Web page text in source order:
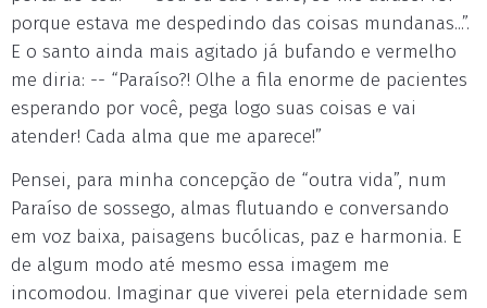
porque estava me despedindo das coisas mundanas...”.
E o santo ainda mais agitado já bufando e vermelho
me diria: -- “Paraíso?! Olhe a fila enorme de pacientes
esperando por você, pega logo suas coisas e vai
atender! Cada alma que me aparece!”
Pensei, para minha concepção de “outra vida”, num
Paraíso de sossego, almas flutuando e conversando
em voz baixa, paisagens bucólicas, paz e harmonia. E
de algum modo até mesmo essa imagem me
incomodou. Imaginar que viverei pela eternidade sem